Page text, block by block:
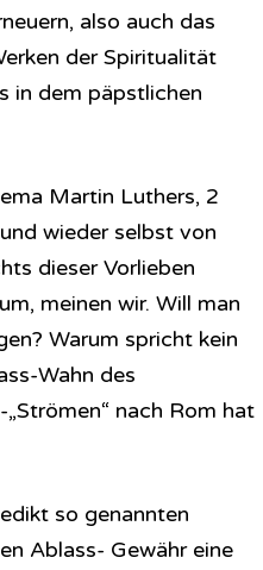
also auch das
der Spiritualität
in dem päpstlichen
Martin Luthers, 2
wieder selbst von
dieser Vorlieben
meinen wir. Will man
Warum spricht kein
Wahn des
nach Rom hat
so genannten
Ablass- Gewähr eine